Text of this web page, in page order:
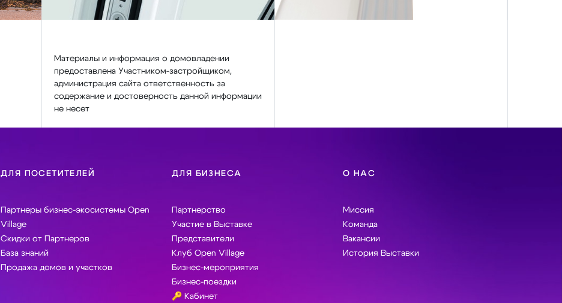
Материалы и информация о домовладении
предоставлена Участником-застройщиком,
администрация сайта ответственность за
содержание и достоверность данной информации
не несет
ДЛЯ ПОСЕТИТЕЛЕЙ
Партнеры бизнес-экосистемы Open
Village
Скидки от Партнеров
База знаний
Продажа домов и участков
ДЛЯ БИЗНЕСА
Партнерство
Участие в Выставке
Представители
Клуб Open Village
Бизнес-мероприятия
Бизнес-поездки
🔑 Кабинет
О НАС
Миссия
Команда
Вакансии
История Выставки